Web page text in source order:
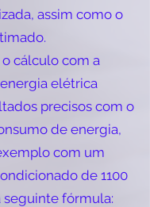
assim como o
cálculo com a
elétrica
precisos com o
de energia,
com um
de 1100
seguinte fórmula: